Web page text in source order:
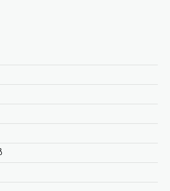
വിവാഹമോചന
ചെങ്കൽപ്പേട്ട് ജില്ലാ കുടുംബ
എഥനോൾ-
ശക്തമാക്കും;